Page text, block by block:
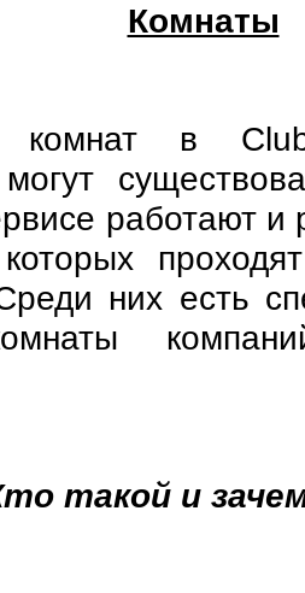
Комнаты
комнат в
работают и
них есть
такой и